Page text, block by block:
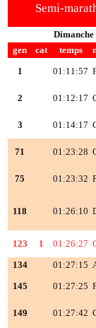
Semi-
Dimanche
gen
cat temps
1 01:11:57
2 01:12:17
3 01:14:17
71 01:23:28
75 01:23:32
118 01:26:10
123 1 01:26:27
134
01:27:15
145 01:27:25
149 01:27:42